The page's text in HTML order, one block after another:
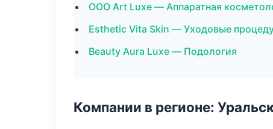
ООО Art Luxe — Аппаратная
Esthetic Vita Skin — Уходовые
Beauty Aura Luxe — Подология
Компании в регионе: